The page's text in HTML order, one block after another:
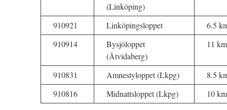
(Linköping)
910921 Linköpingsloppet
6.5
910914
Bysjöloppet
(Åtvidaberg)
11 km
910831 Amnestyloppet (Lkpg)
8.5
910816
Midnattsloppet (Lkpg) 10 km